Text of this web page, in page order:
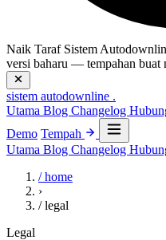
Naik Taraf Sistem
versi baharu — tempahan buat
sistem autodownline .
Utama Blog Changelog
Demo Tempah
Utama Blog Changelog
/ home
›
/ legal
Legal